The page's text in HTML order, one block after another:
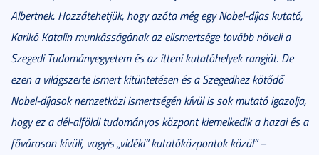
Albertnek. Hozzátehetjük, hogy azóta még egy Nobel-díjas kutató,
Karikó Katalin munkásságának az elismertsége tovább növeli a
Szegedi Tudományegyetem és az itteni kutatóhelyek rangját. De
ezen a világszerte ismert kitüntetésen és a Szegedhez kötődő
Nobel-díjasok nemzetközi ismertségén kívül is sok mutató igazolja,
hogy ez a dél-alföldi tudományos központ kiemelkedik a hazai és a
fővároson kívüli, vagyis „vidéki” kutatóközpontok közül”–